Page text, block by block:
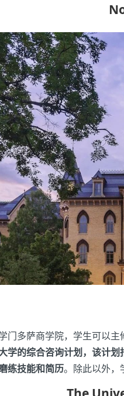
门多萨商学院，学生可以
学的综合咨询计划，该计
练技能和简历。除此以外，